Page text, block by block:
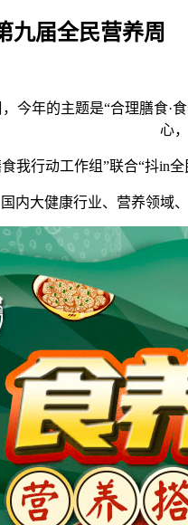
九届全民营养周
年的主题是“合理膳食·
心
行动工作组”联合“抖in全
大健康行业、营养领域、